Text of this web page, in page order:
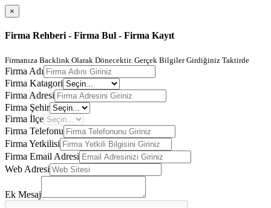
×
Firma Rehberi - Firma Bul - Firma Kayıt
Firmanıza Backlink Olarak Dönecektir. Gerçek Bilgiler Girdiğiniz Taktirde
Firma Adı
Firma Katagori
Firma Adresi
Firma Şehir
Firma İlçe
Firma Telefonu
Firma Yetkilisi
Firma Email Adresi
Web Adresi
Ek Mesaj